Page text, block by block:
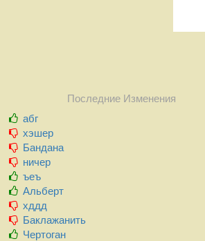
Последние Изменения
абг
хэшер
Бандана
ничер
ъеъ
Альберт
хддд
Баклажанить
Чертоган